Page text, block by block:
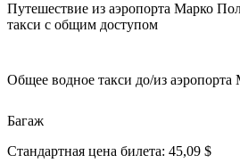
Путешествие из аэропорта Марко
такси с общим доступом
Общее водное такси до/из
Багаж
Стандартная цена билета: 45,09 $